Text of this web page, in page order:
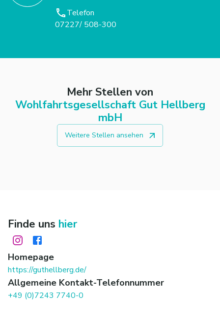
Telefon
07227/ 508-300
Mehr Stellen von
Wohlfahrtsgesellschaft Gut Hellberg
mbH
Weitere Stellen ansehen
Finde uns hier
Homepage
https://guthellberg.de/
Allgemeine Kontakt-Telefonnummer
+49 (0)7243 7740-0